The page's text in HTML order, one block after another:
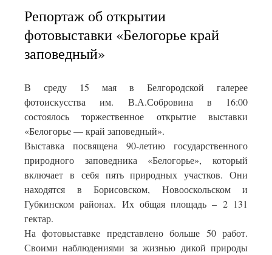
Репортаж об открытии
фотовыставки «Белогорье край
заповедный»
В среду 15 мая в Белгородской галерее
фотоискусства им. В.А.Собровина в 16:00
состоялось торжественное открытие выставки
«Белогорье — край заповедный».
Выставка посвящена 90-летию государственного
природного заповедника «Белогорье», который
включает в себя пять природных участков. Они
находятся в Борисовском, Новооскольском и
Губкинском районах. Их общая площадь – 2 131
гектар.
На фотовыставке представлено больше 50 работ.
Своими наблюдениями за жизнью дикой природы